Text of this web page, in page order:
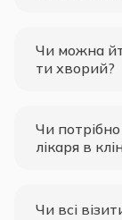
Чи можна
ти хворий?
Чи
лікаря в
Чи всі